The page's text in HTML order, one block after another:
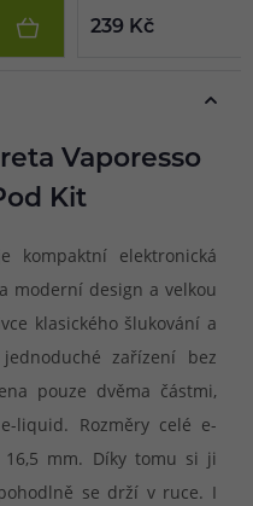
239 Kč
Vaporesso
Kit
kompaktní elektronická
moderní design a velkou
klasického šlukování a
zařízení bez
pouze dvěma částmi,
liquid. Rozměry celé e-
mm. Díky tomu si ji
se drží v ruce. I